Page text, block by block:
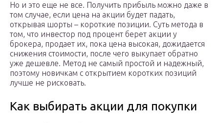
Но и это еще не все. Получить прибыль можно даже в
том случае, если цена на акции будет падать,
открывая шорты – короткие позиции. Суть метода в
том, что инвестор под процент берет акции у
брокера, продает их, пока цена высокая, дожидается
снижения стоимости, после чего выкупает обратно
уже дешевле. Метод не самый простой и надежный,
поэтому новичкам с открытием коротких позиций
лучше не рисковать.
Как выбирать акции для покупки